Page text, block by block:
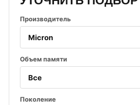
Производитель
Объем памяти
Поколение